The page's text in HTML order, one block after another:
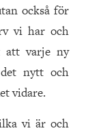
också för
vi har och
att varje ny
nytt och
vidare.
vi är och